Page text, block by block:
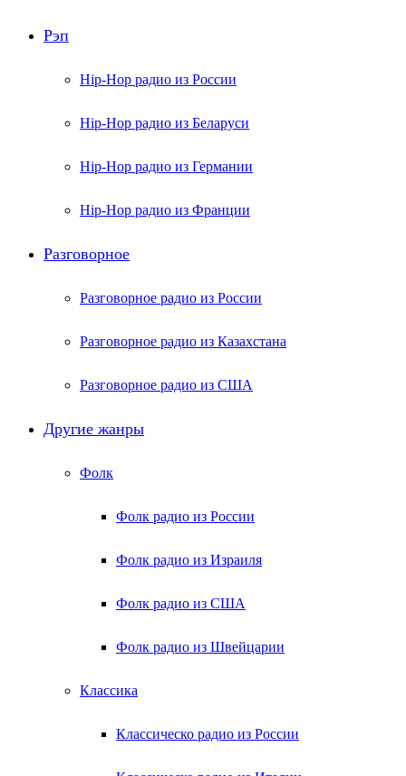
Рэп
Hip-Hop радио из России
Hip-Hop радио из Беларуси
Hip-Hop радио из Германии
Hip-Hop радио из Франции
Разговорное
Разговорное радио из России
Разговорное радио из Казахстана
Разговорное радио из США
Другие жанры
Фолк
Фолк радио из России
Фолк радио из Израиля
Фолк радио из США
Фолк радио из Швейцарии
Классика
Классическо радио из России